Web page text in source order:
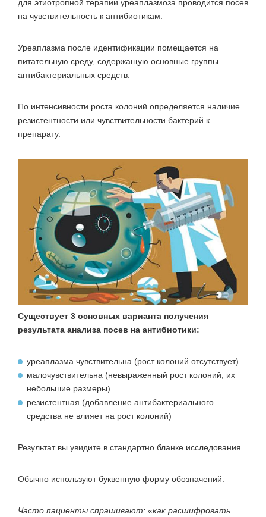
для этиотропной терапии уреаплазмоза проводится посев
на чувствительность к антибиотикам.
Уреаплазма после идентификации помещается на
питательную среду, содержащую основные группы
антибактериальных средств.
По интенсивности роста колоний определяется наличие
резистентности или чувствительности бактерий к
препарату.
Существует 3 основных варианта получения
результата анализа посев на антибиотики:
уреаплазма чувствительна (рост колоний отсутствует)
малочувствительна (невыраженный рост колоний, их
небольшие размеры)
резистентная (добавление антибактериального
средства не влияет на рост колоний)
Результат вы увидите в стандартно бланке исследования.
Обычно используют буквенную форму обозначений.
Часто пациенты спрашивают: «как расшифровать